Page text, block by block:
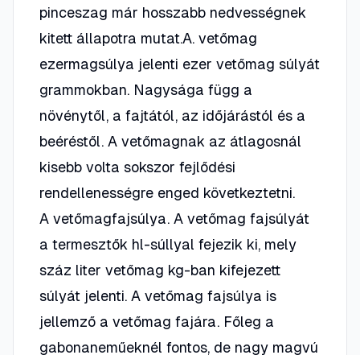
pinceszag már hosszabb nedvességnek
kitett állapotra mutat.A. vetőmag
ezermagsúlya jelenti ezer vetőmag súlyát
grammokban. Nagysága függ a
növénytől, a fajtától, az időjárástól és a
beéréstől. A vetőmagnak az átlagosnál
kisebb volta sokszor fejlődési
rendellenességre enged következtetni.
A vetőmagfajsúlya. A vetőmag fajsúlyát
a termesztők hl-súllyal fejezik ki, mely
száz liter vetőmag kg-ban kifejezett
súlyát jelenti. A vetőmag fajsúlya is
jellemző a vetőmag fajára. Főleg a
gabonaneműeknél fontos, de nagy magvú